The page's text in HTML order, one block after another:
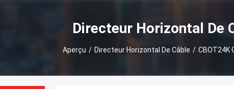
Nous
Directeur Horizontal De
Aperçu / Directeur Horizontal De Câble / CBOT24K